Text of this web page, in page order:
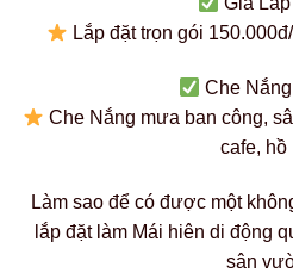
Lắp đặt trọn gói
Che
Che Nắng mưa ban công,
cafe, hồ
Làm sao để có được một
lắp đặt làm Mái hiên di động
sân